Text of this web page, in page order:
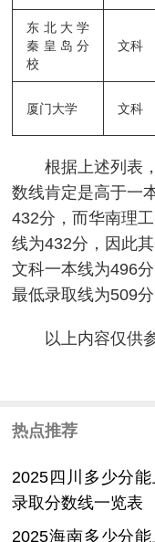
东北大学
秦皇岛分
校
文科
厦门大学 文科
根据上述列表
数线肯定是高于一
432分，而华南理
线为432分，因此
文科一本线为496
最低录取线为509
以上内容仅供
热点推荐
2025四川多少分
录取分数线一览表
2025海南多少分